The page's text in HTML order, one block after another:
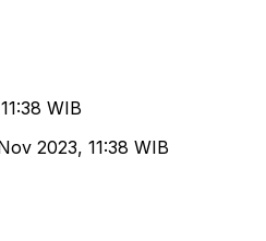
WIB
2023, 11:38 WIB